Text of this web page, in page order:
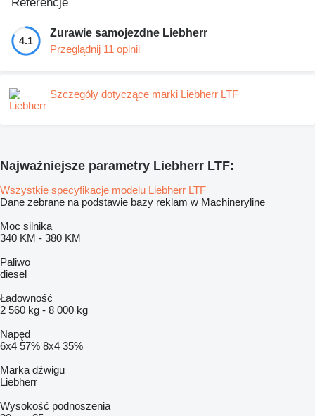
4.1
Żurawie samojezdne Liebherr
Przeglądnij 11 opinii
Szczegóły dotyczące marki Liebherr LTF
Najważniejsze parametry Liebherr LTF:
Wszystkie specyfikacje modelu Liebherr LTF
Dane zebrane na podstawie bazy reklam w Machineryline
Moc silnika
340 KM - 380 KM
Paliwo
diesel
Ładowność
2 560 kg - 8 000 kg
Napęd
6x4 57% 8x4 35%
Marka dźwigu
Liebherr
Wysokość podnoszenia